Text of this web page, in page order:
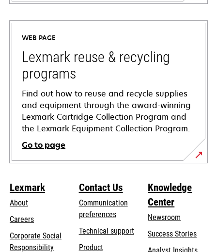
opens
in
new
tab
WEB PAGE
Lexmark reuse & recycling
programs
Find out how to reuse and recycle supplies
and equipment through the award-winning
Lexmark Cartridge Collection Program and
the Lexmark Equipment Collection Program.
Go to page
Lexmark
About
Careers
Corporate Social
Responsibilityopens
Contact Us
Communication
preferences
Technical supportopens
Product
Knowledge
Center
Newsroom
Success Stories